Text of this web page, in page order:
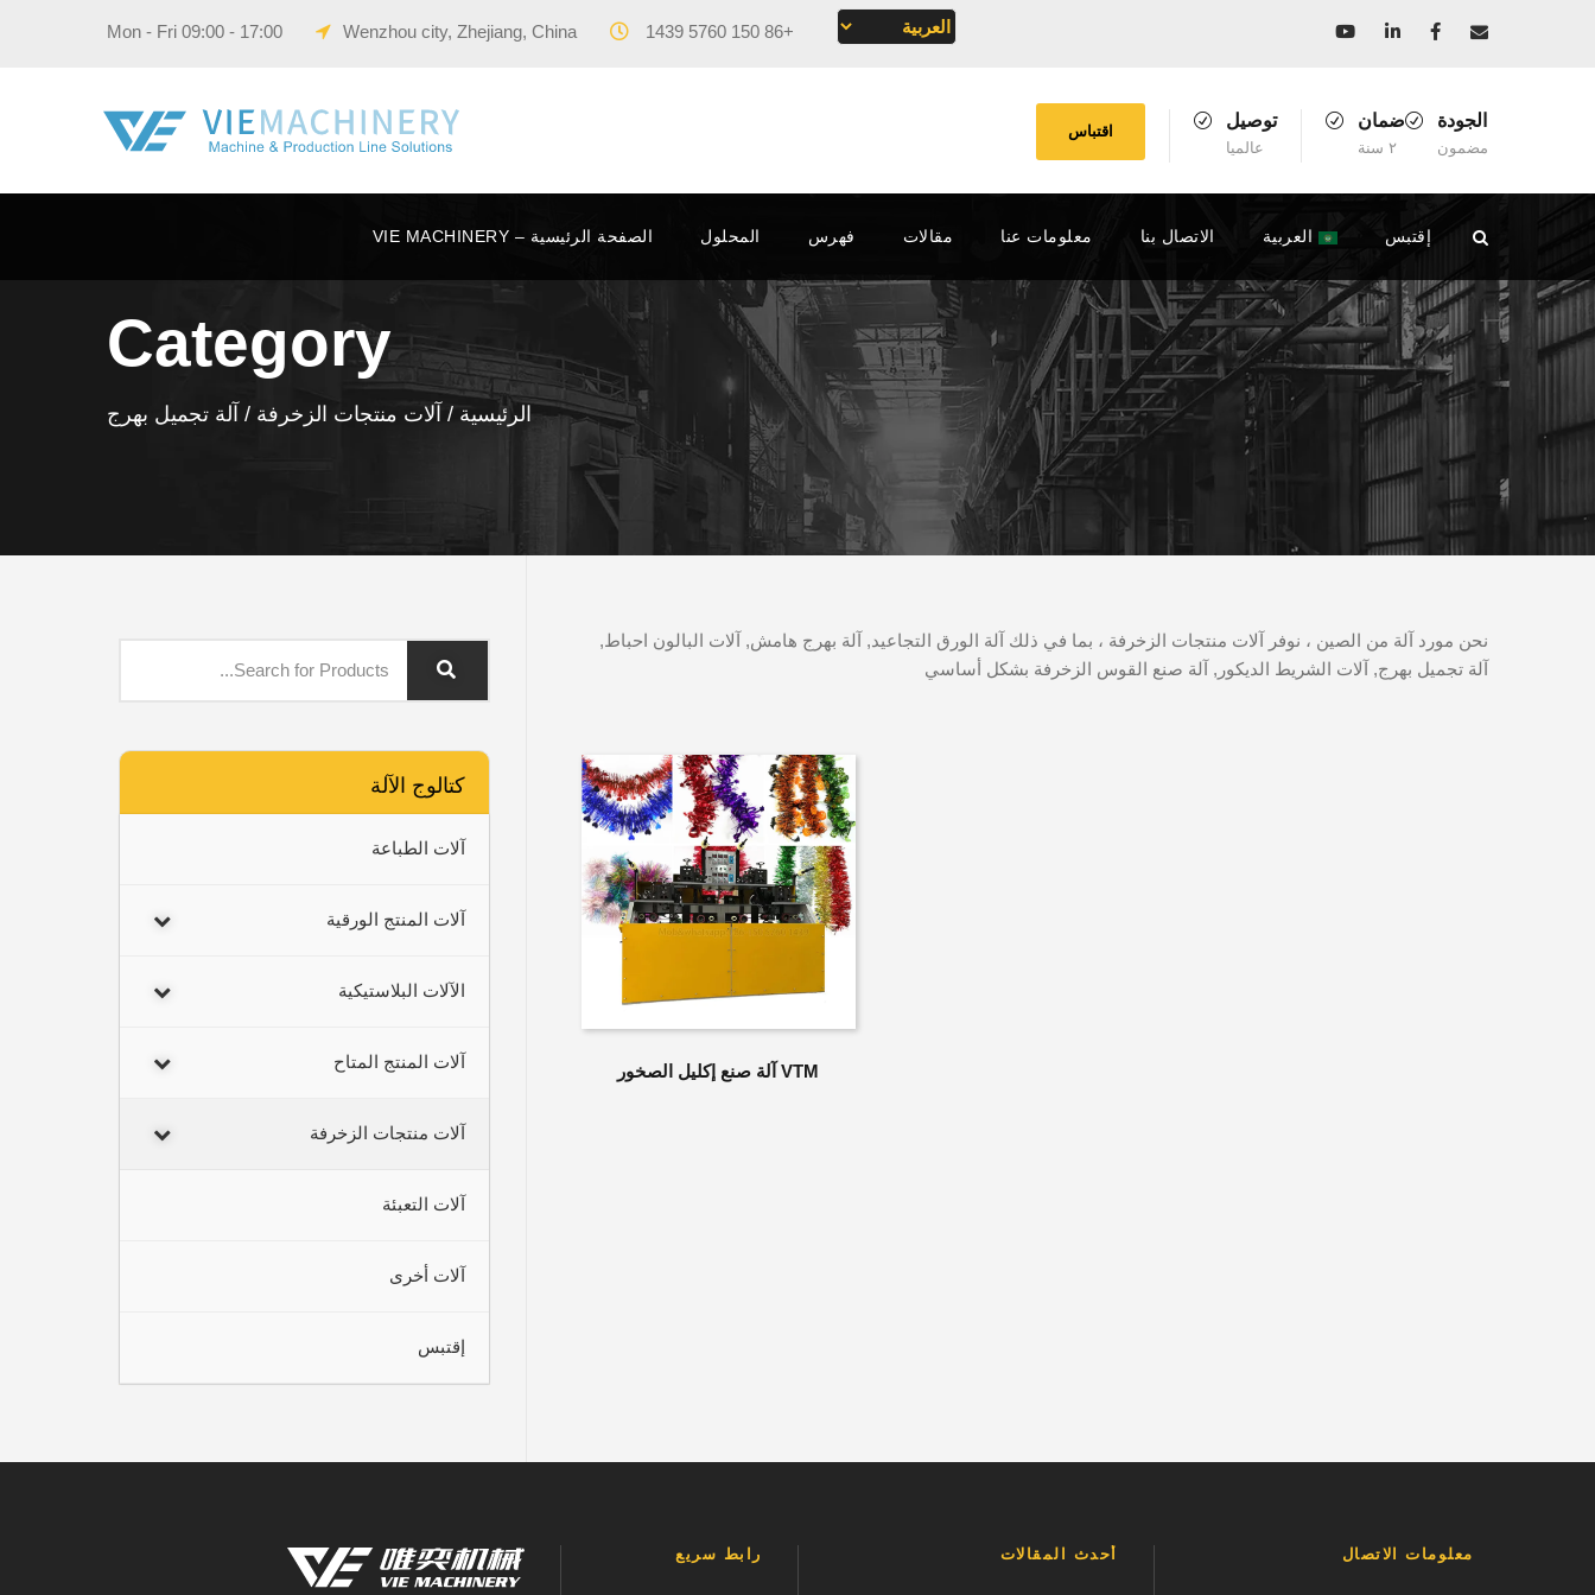
+86 150 5760 1439
Wenzhou city, Zhejiang, China
الجودة
مضمون
ضمان
٢ سنة
توصيل
عالميا
اقتباس
الصفحة الرئيسية – VIE MACHINERY المحلول فهرس مقالات معلومات عنا الاتصال بنا العربية إقتبس
Category
الرئيسية / آلات منتجات الزخرفة / آلة تجميل بهرج
نحن مورد آلة من الصين ، نوفر آلات منتجات الزخرفة ، بما في ذلك آلة الورق التجاعيد, آلة بهرج هامش, آلات البالون احباط,
آلة تجميل بهرج, آلات الشريط الديكور, آلة صنع القوس الزخرفة بشكل أساسي
VTM آلة صنع إكليل الصخور
كتالوج الآلة
آلات الطباعة
آلات المنتج الورقية
الآلات البلاستيكية
آلات المنتج المتاح
آلات منتجات الزخرفة
آلات التعبئة
آلات أخرى
إقتبس
رابط سريع أحدث المقالات معلومات الاتصال